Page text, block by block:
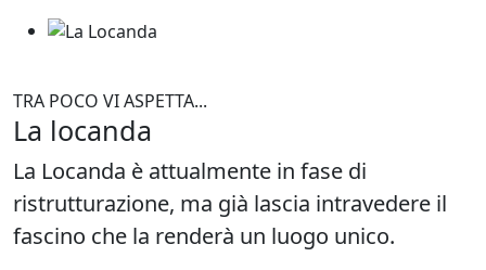
TRA POCO VI ASPETTA...
La locanda
La Locanda è attualmente in fase di
ristrutturazione, ma già lascia intravedere il
fascino che la renderà un luogo unico.